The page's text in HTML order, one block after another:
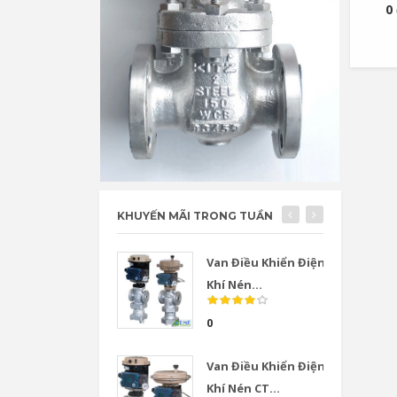
0
KHUYẾN MÃI TRONG TUẦN
Van Điều Khiển Điện
Khí Nén...
0
Van Điều Khiển Điện
Khí Nén CT...